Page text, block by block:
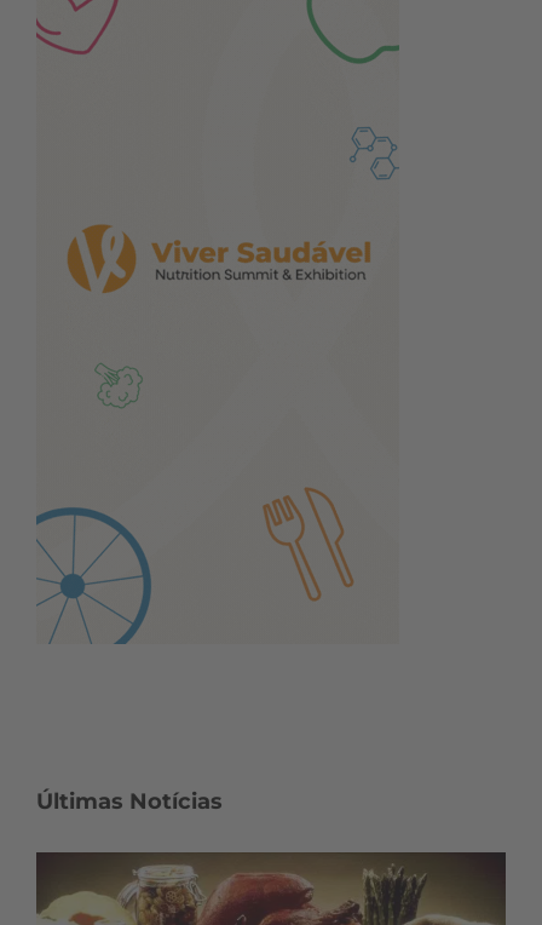
Últimas Notícias